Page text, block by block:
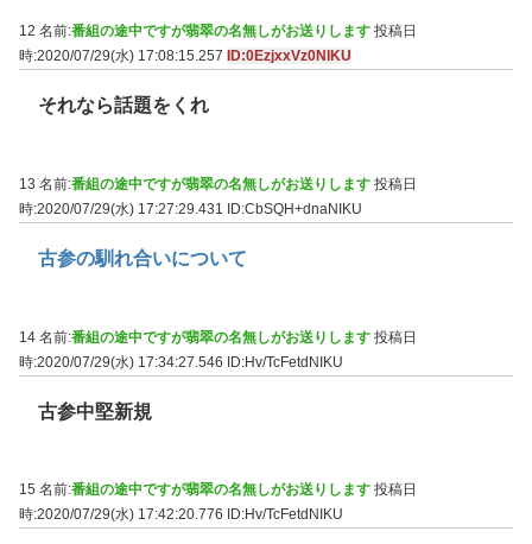
12 名前:番組の途中ですが翡翠の名無しがお送りします 投稿日
時:2020/07/29(水) 17:08:15.257
ID:0EzjxxVz0NIKU
それなら話題をくれ
13 名前:番組の途中ですが翡翠の名無しがお送りします 投稿日
時:2020/07/29(水) 17:27:29.431
ID:CbSQH+dnaNIKU
古参の馴れ合いについて
14 名前:番組の途中ですが翡翠の名無しがお送りします 投稿日
時:2020/07/29(水) 17:34:27.546 ID:Hv/TcFetdNIKU
古参中堅新規
15 名前:番組の途中ですが翡翠の名無しがお送りします 投稿日
時:2020/07/29(水) 17:42:20.776
ID:Hv/TcFetdNIKU